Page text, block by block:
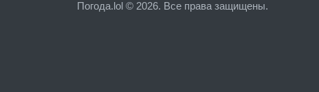
Погода.lol © 2026. Все права защищены.